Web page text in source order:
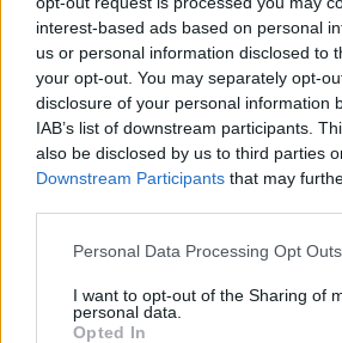
interest-based ads based on personal
us or personal information disclosed to
your opt-out. You may separately opt-
disclosure of your personal information
IAB’s list of downstream participants.
also be disclosed by us to third parties
Downstream Participants that may
Personal Data Processing Opt Outs
I want to opt-out of the Sharing of
personal data.
Opted In
Otrokom je najbolje izbrati
ker njihove nogice izredno hitro
se praviloma odločajo za
oporo, medtem ko se, kot rolerji,
glede na obliko čevlja,
mehkobo kolesc(slednja je
tudi zamenjati).